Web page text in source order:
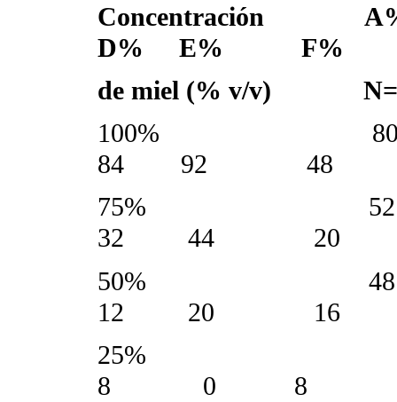
D% E% F%
de miel (% v/v)
100%
84 92 48
75%
32 44 20
50%
12 20 16
8 0 8